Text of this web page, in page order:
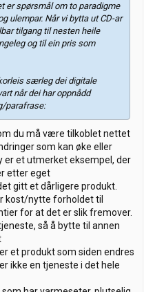
er spørsmål om to paradigme
ulempar. Når vi bytta ut CD-ar
tilgang til nesten heile
og til ein pris som
særleg dei digitale
når dei har oppnådd
parafrase:
du må være tilkoblet nettet
som kan øke eller
er et utmerket eksempel, der
etter eget
gitt et dårligere produkt.
kost/nytte forholdet til
for at det er slik fremover.
så å bytte til annen
et produkt som siden endres
ikke en tjeneste i det hele